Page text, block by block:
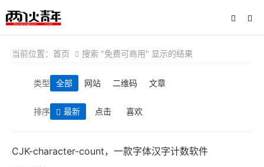
当前位置： 首页 搜索 "免费可商用" 显示的结果
类型 全部 网站 二维码 文章
排序 最新 点击 喜欢
CJK-character-count，一款字体汉字计数软件